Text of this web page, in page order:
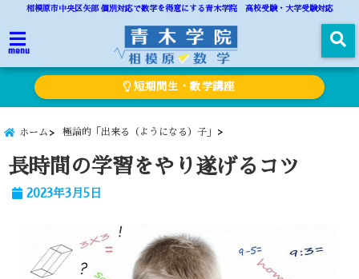
相模原市中央区矢部 個別対応で数学を得意にする青木学院 高校受験・大学受験対応
menu
短期間生・数学講座
ホーム 極論的「出来る（ようになる）子」
長時間の学習をやり遂げるコツ
2023年3月5日